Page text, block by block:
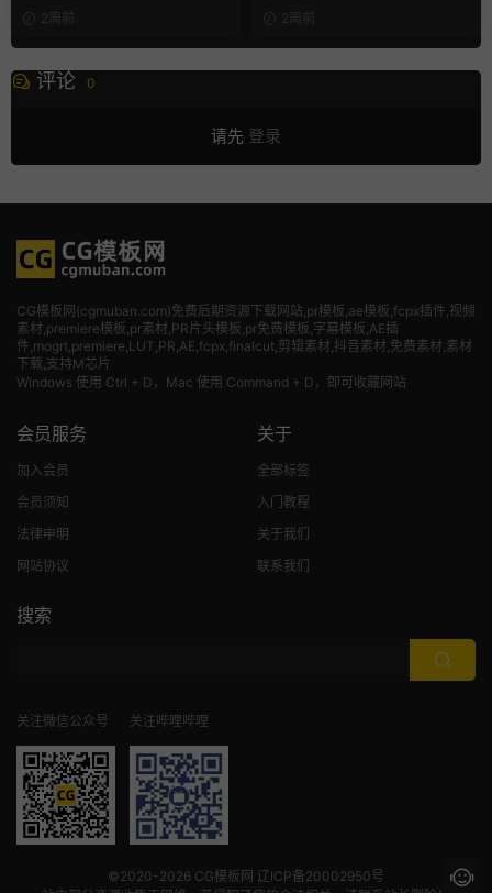
2周前 2周前
评论 0
请先 登录
CG模板网(cgmuban.com)免费后期资源下载网站,pr模板,ae模板,fcpx插件,视频
素材 ,premiere模板,pr素材,PR片头模板,pr免费模板,字幕模板,AE插
件,mogrt,premiere,LUT,PR,AE,fcpx,finalcut,剪辑素材,抖音素材,免费素材,素材
下载,支持M芯片
Windows 使用 Ctrl + D，Mac 使用 Command + D，即可收藏网站
会员服务
加入会员
会员须知
法律申明
网站协议
关于
全部标签
入门教程
关于我们
联系我们
搜索
关注微信公众号 关注哔哩哔哩
©2020-2026 CG模板网 辽ICP备20002950号